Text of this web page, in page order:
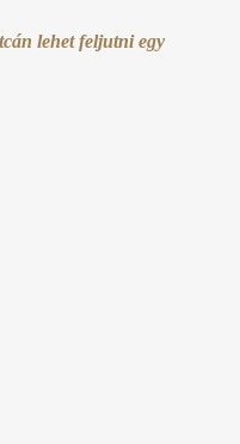
lehet feljutni egy